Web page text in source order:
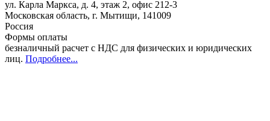
ул. Карла Маркса, д. 4, этаж 2, офис 212-3
Московская область, г. Мытищи, 141009
Россия
Формы оплаты
безналичный расчет с НДС для физических и юридических
лиц. Подробнее...